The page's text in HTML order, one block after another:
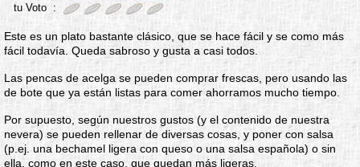
tu Voto :
Este es un plato bastante clásico, que se hace fácil y se como más
fácil todavía. Queda sabroso y gusta a casi todos.
Las pencas de acelga se pueden comprar frescas, pero usando las
de bote que ya están listas para comer ahorramos mucho tiempo.
Por supuesto, según nuestros gustos (y el contenido de nuestra
nevera) se pueden rellenar de diversas cosas, y poner con salsa
(p.ej. una bechamel ligera con queso o una salsa española) o sin
ella, como en este caso, que quedan más ligeras.